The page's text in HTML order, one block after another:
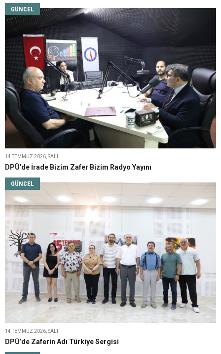
GÜNCEL
14 TEMMUZ 2026, SALI
DPÜ’de İrade Bizim Zafer Bizim Radyo Yayını
GÜNCEL
14 TEMMUZ 2026, SALI
DPÜ’de Zaferin Adı Türkiye Sergisi